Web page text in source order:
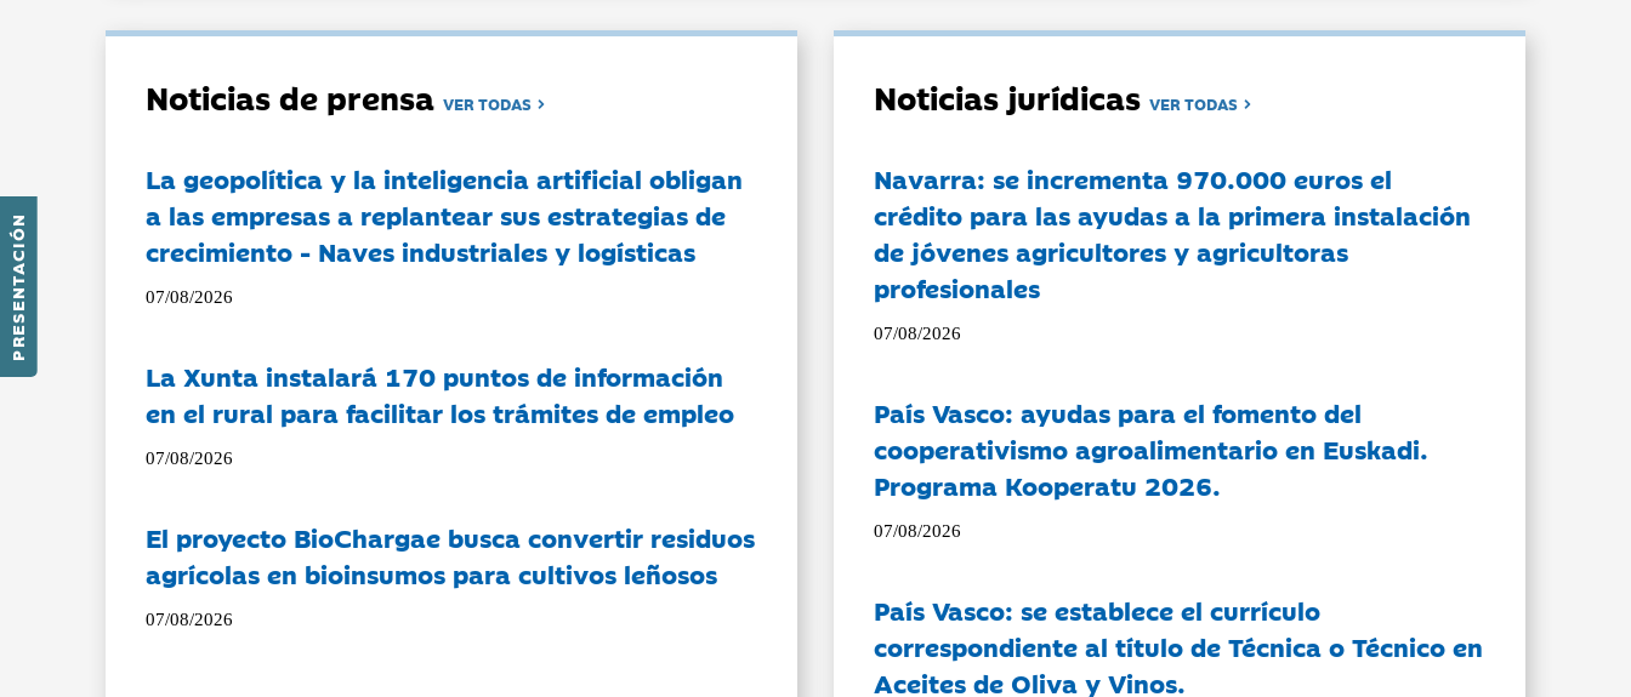
PRESENTACIÓN
Noticias de prensaVER TODAS
La geopolítica y la inteligencia artificial obligan
a las empresas a replantear sus estrategias de
crecimiento - Naves industriales y logísticas
07/08/2026
La Xunta instalará 170 puntos de información
en el rural para facilitar los trámites de empleo
07/08/2026
El proyecto BioChargae busca convertir residuos
agrícolas en bioinsumos para cultivos leñosos
07/08/2026
Noticias jurídicasVER TODAS
Navarra: se incrementa 970.000 euros el
crédito para las ayudas a la primera instalación
de jóvenes agricultores y agricultoras
profesionales
07/08/2026
País Vasco: ayudas para el fomento del
cooperativismo agroalimentario en Euskadi.
Programa Kooperatu 2026.
07/08/2026
País Vasco: se establece el currículo
correspondiente al título de Técnica o Técnico en
Aceites de Oliva y Vinos.